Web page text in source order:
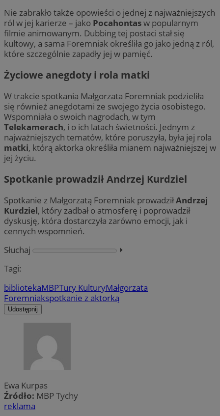
Nie zabrakło także opowieści o jednej z najważniejszych
ról w jej karierze – jako Pocahontasw popularnym
filmie animowanym. Dubbing tej postaci stał się
kultowy, a sama Foremniak określiła go jako jedną z ról,
które szczególnie zapadły jej w pamięć.
Życiowe anegdoty i rola matki
W trakcie spotkania Małgorzata Foremniak podzieliła
się również anegdotami ze swojego życia osobistego.
Wspomniała o swoich nagrodach, w tym
Telekamerach, i o ich latach świetności. Jednym z
najważniejszych tematów, które poruszyła, była jej rola
matki, którą aktorka określiła mianem najważniejszej w
jej życiu.
Spotkanie prowadził Andrzej Kurdziel
Spotkanie z Małgorzatą Foremniak prowadziłAndrzej
Kurdziel, który zadbał o atmosferę i poprowadził
dyskusję, która dostarczyła zarówno emocji, jak i
cennych wspomnień.
Słuchaj
⏵︎
Tagi:
bibliotekaMBPTury KulturyMałgorzata
Foremniakspotkanie z aktorką
Udostępnij
Ewa Kurpas
Źródło: MBP Tychy
reklama